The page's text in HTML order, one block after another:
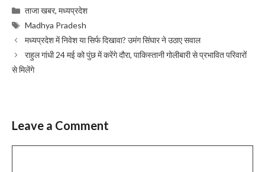
Categories
ताजा खबर,मध्यप्रदेश
Tags
Madhya Pradesh
मध्यप्रदेश में निवेश या सिर्फ दिखावा? उमंग सिंघार ने उठाए सवाल
राहुल गांधी 24 मई को पुंछ में करेंगे दौरा, पाकिस्तानी गोलीबारी से प्रभावित परिवारों
से मिलेंगे
Leave a Comment